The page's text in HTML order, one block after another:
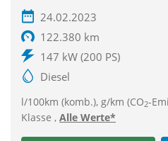
24.02.2023
122.380 km
147 kW (200 PS)
Diesel
l/100km (komb.), g/km (CO2-
Klasse , Alle Werte*